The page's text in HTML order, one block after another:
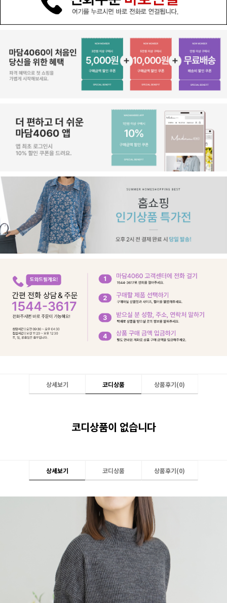
상세보기 코디상품 상품후기(0)
코디상품이 없습니다
상세보기 코디상품 상품후기(0)